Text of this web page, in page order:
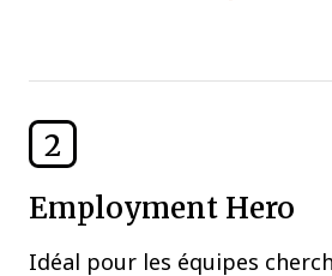
2
Employment Hero
Idéal pour les équipes